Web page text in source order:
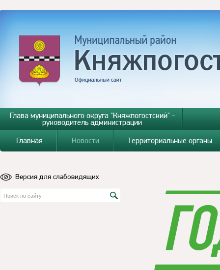
Глава муниципального округа "Княжпогостский" -
руководитель администрации
Главная
Новости Территориальные органы
Версия для слабовидящих